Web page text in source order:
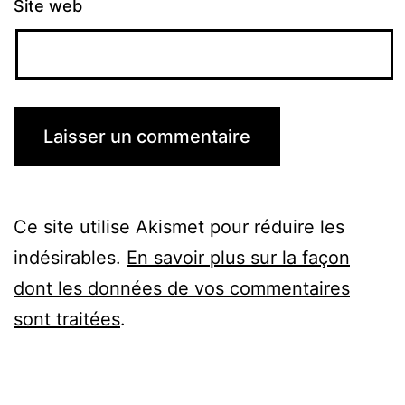
Site web
Ce site utilise Akismet pour réduire les
indésirables. En savoir plus sur la façon
dont les données de vos commentaires
sont traitées.